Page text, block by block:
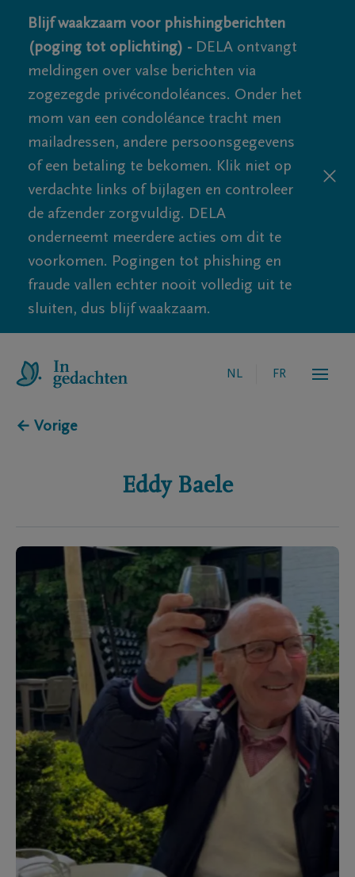
Blijf waakzaam voor phishingberichten
(poging tot oplichting) - DELA ontvangt
meldingen over valse berichten via
zogezegde privécondoléances. Onder het
mom van een condoléance tracht men
mailadressen, andere persoonsgegevens
of een betaling te bekomen. Klik niet op
verdachte links of bijlagen en controleer
de afzender zorgvuldig. DELA
onderneemt meerdere acties om dit te
voorkomen. Pogingen tot phishing en
fraude vallen echter nooit volledig uit te
sluiten, dus blijf waakzaam.
NL FR
← Vorige
Eddy Baele